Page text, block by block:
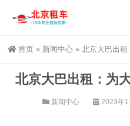
首页 » 新闻中心 » 北京大巴出租
北京大巴出租：为
新闻中心 2023年